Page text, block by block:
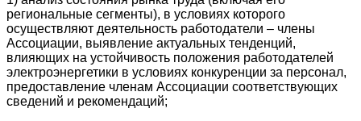
региональные сегменты), в условиях которого
осуществляют деятельность работодатели – члены
Ассоциации, выявление актуальных тенденций,
влияющих на устойчивость положения работодателей
электроэнергетики в условиях конкуренции за персонал,
предоставление членам Ассоциации соответствующих
сведений и рекомендаций;